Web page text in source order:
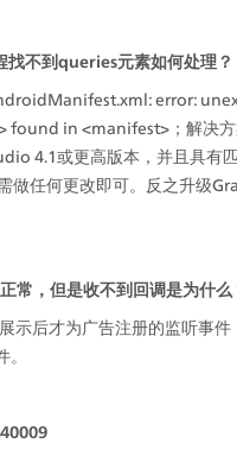
不到queries元素如何处理？
error:
found in <manifest>；解决方
4.1或更高版本，并且具有
做任何更改即可。反之升级
常，但是收不到回调是为什么
示后才为广告注册的监听事件